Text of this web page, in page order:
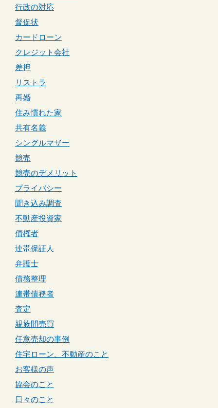
行政の対応
督促状
カードローン
クレジット会社
差押
リストラ
再婚
住み慣れた家
共有名義
シングルマザー
競売
競売のデメリット
プライバシー
聞き込み調査
不動産投資家
債権者
連帯保証人
弁護士
債務整理
連帯債務者
査定
親族間売買
任意売却の事例
住宅ローン、不動産のこと
お客様の声
協会のこと
日々のこと